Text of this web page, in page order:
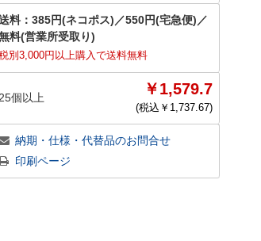
料： 385円(ネコポス) ／550円(宅急便) ／
料(営業所受取り)
別3,000円以上購入で送料無料
25個以上 ￥1,579.7
(税込￥ 1,737.67)
納期・仕様・代替品のお問合せ
印刷ページ